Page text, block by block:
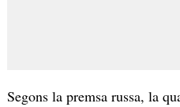
Segons la premsa russa, la